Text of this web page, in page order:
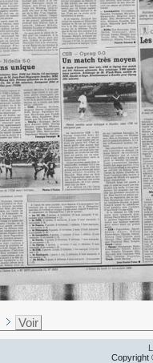
Voir
Copyright